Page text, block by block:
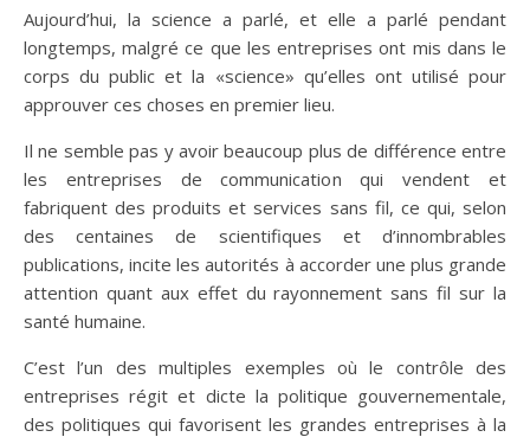
Aujourd’hui, la science a parlé, et elle a parlé pendant
longtemps, malgré ce que les entreprises ont mis dans le
corps du public et la «science» qu’elles ont utilisé pour
approuver ces choses en premier lieu.
Il ne semble pas y avoir beaucoup plus de différence entre
les entreprises de communication qui vendent et
fabriquent des produits et services sans fil, ce qui, selon
des centaines de scientifiques et d’innombrables
publications, incite les autorités à accorder une plus grande
attention quant aux effet du rayonnement sans fil sur la
santé humaine.
C’est l’un des multiples exemples où le contrôle des
entreprises régit et dicte la politique gouvernementale,
des politiques qui favorisent les grandes entreprises à la